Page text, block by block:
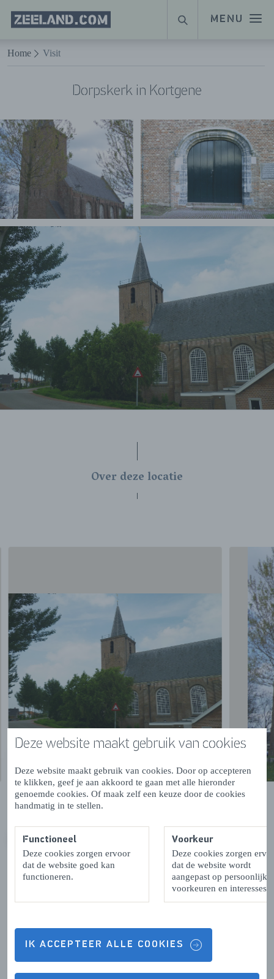
Deze website maakt gebruik van cookies
Deze website maakt gebruik van cookies. Door op accepteren
te klikken, geef je aan akkoord te gaan met alle hieronder
genoemde cookies. Of maak zelf een keuze door de cookies
handmatig in te stellen.
Functioneel
Deze cookies zorgen ervoor
dat de website goed kan
functioneren.
Voorkeur
Deze cookies zorgen
dat de website wordt
aangepast op persoonlijke
voorkeuren en interesses.
IK ACCEPTEER ALLE COOKIES
Naar hoofdinhoud
MENU
Homepage
Zeeland.com
ZOEKEN
Home Visit
Dorpskerk in Kortgene
Over deze locatie
VORIGE
Contactgegevens & Openingstijden